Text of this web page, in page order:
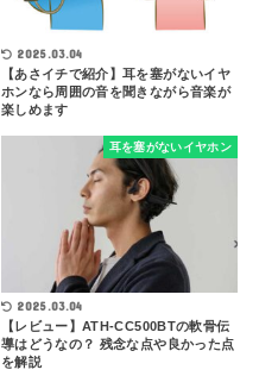
2025.03.04
【あさイチで紹介】耳を塞がないイヤ
ホンなら周囲の音を聞きながら音楽が
楽しめます
耳を塞がないイヤホン
2025.03.04
【レビュー】ATH-CC500BTの軟骨伝
導はどうなの？ 残念な点や良かった点
を解説